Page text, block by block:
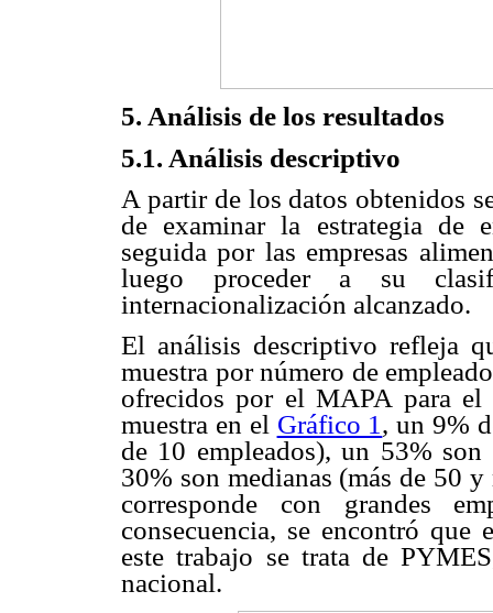
5. Análisis de los resultados
5.1. Análisis descriptivo
A partir de los datos obtenidos
de examinar la estrategia de
seguida por las empresas
luego proceder a su
internacionalización alcanzado.
El análisis descriptivo refleja
muestra por número de
ofrecidos por el MAPA para
muestra en el Gráfico 1 , un 9%
de 10 empleados), un 53%
30% son medianas (más de 50
corresponde con grandes
consecuencia, se encontró
este trabajo se trata de
nacional.